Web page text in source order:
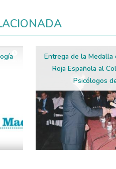
Entrega de la Medalla
Roja Española al
Psicólogos